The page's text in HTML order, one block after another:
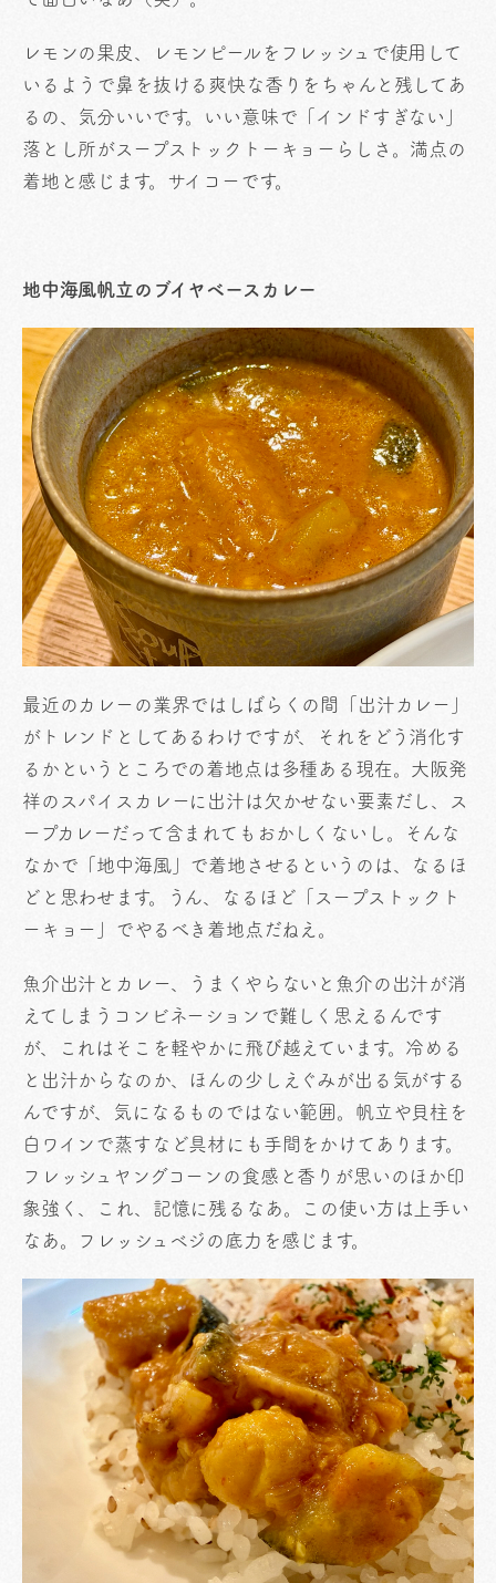
レモンの果皮、レモンピールをフレッシュで使用して
いるようで鼻を抜ける爽快な香りをちゃんと残してあ
るの、気分いいです。いい意味で「インドすぎない」
落とし所がスープストックトーキョーらしさ。満点の
着地と感じます。サイコーです。
地中海風帆立のブイヤベースカレー
最近のカレーの業界ではしばらくの間「出汁カレー」
がトレンドとしてあるわけですが、それをどう消化す
るかというところでの着地点は多種ある現在。大阪発
祥のスパイスカレーに出汁は欠かせない要素だし、ス
ープカレーだって含まれてもおかしくないし。そんな
なかで「地中海風」で着地させるというのは、なるほ
どと思わせます。うん、なるほど「スープストックト
ーキョー」でやるべき着地点だねえ。
魚介出汁とカレー、うまくやらないと魚介の出汁が消
えてしまうコンビネーションで難しく思えるんです
が、これはそこを軽やかに飛び越えています。冷める
と出汁からなのか、ほんの少しえぐみが出る気がする
んですが、気になるものではない範囲。帆立や貝柱を
白ワインで蒸すなど具材にも手間をかけてあります。
フレッシュヤングコーンの食感と香りが思いのほか印
象強く、これ、記憶に残るなあ。この使い方は上手い
なあ。フレッシュベジの底力を感じます。